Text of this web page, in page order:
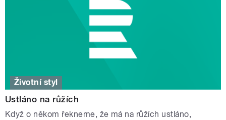
Životní styl
Ustláno na růžích
Když o někom řekneme, že má na růžích ustláno,